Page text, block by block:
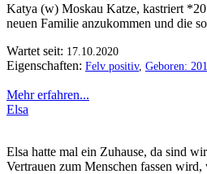
Katya (w) Moskau Katze, kastriert
neuen Familie anzukommen und die
Wartet seit: 17.10.2020
Eigenschaften: Felv positiv, Geboren:
Mehr erfahren...
Elsa
Elsa hatte mal ein Zuhause, da sind
Vertrauen zum Menschen fassen